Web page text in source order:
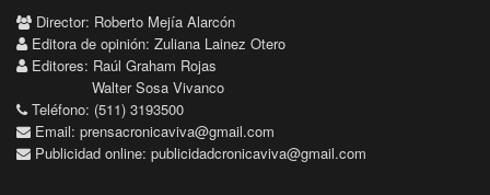
Director: Roberto Mejía Alarcón
Editora de opinión: Zuliana Lainez Otero
Editores: Raúl Graham Rojas
Walter Sosa Vivanco
Teléfono: (511) 3193500
Email: prensacronicaviva@gmail.com
Publicidad online: publicidadcronicaviva@gmail.com